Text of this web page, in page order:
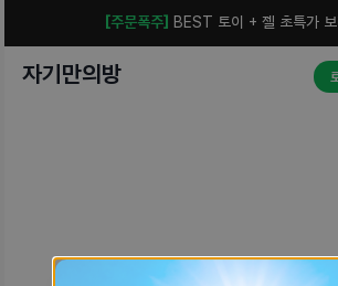
[주문폭주] BEST 토이 + 젤 초특가
자기만의방